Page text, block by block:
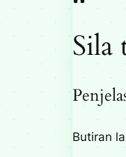
Sila
Butiran